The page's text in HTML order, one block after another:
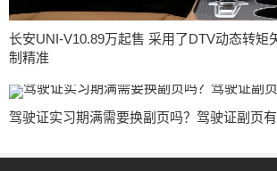
长安UNI-V10.89万起售 采用了DTV动态转矩
制精准
驾驶证实习期满需要换副页吗？驾驶证副页有